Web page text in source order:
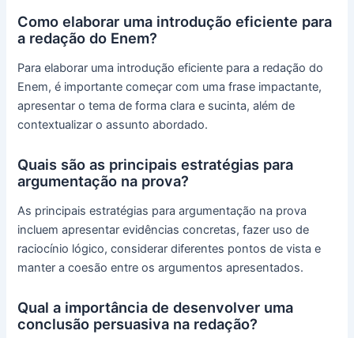
Como elaborar uma introdução eficiente para
a redação do Enem?
Para elaborar uma introdução eficiente para a redação do
Enem, é importante começar com uma frase impactante,
apresentar o tema de forma clara e sucinta, além de
contextualizar o assunto abordado.
Quais são as principais estratégias para
argumentação na prova?
As principais estratégias para argumentação na prova
incluem apresentar evidências concretas, fazer uso de
raciocínio lógico, considerar diferentes pontos de vista e
manter a coesão entre os argumentos apresentados.
Qual a importância de desenvolver uma
conclusão persuasiva na redação?